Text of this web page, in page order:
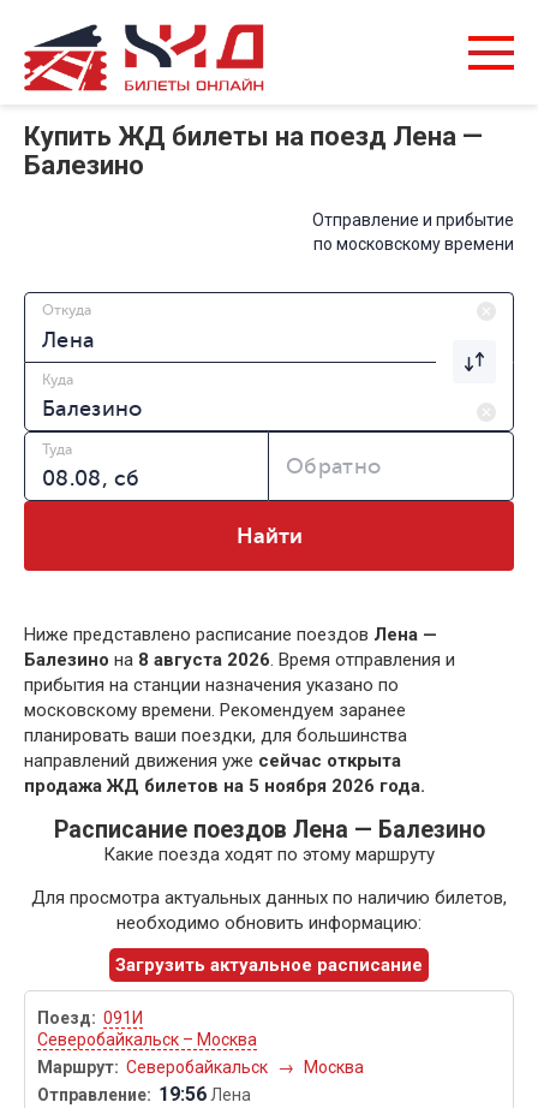
Купить ЖД билеты на поезд Лена —
Балезино
Отправление и прибытие
по московскому времени
Откуда
Куда
Туда
Обратно
Найти
Ниже представлено расписание поездов Лена —
Балезино на 8 августа 2026. Время отправления и
прибытия на станции назначения указано по
московскому времени. Рекомендуем заранее
планировать ваши поездки, для большинства
направлений движения уже сейчас открыта
продажа ЖД билетов на 5 ноября 2026 года.
Расписание поездов Лена — Балезино
Какие поезда ходят по этому маршруту
Для просмотра актуальных данных по наличию билетов,
необходимо обновить информацию:
Загрузить актуальное расписание
091И
Северобайкальск – Москва
Северобайкальск
→ Москва
19:56Лена